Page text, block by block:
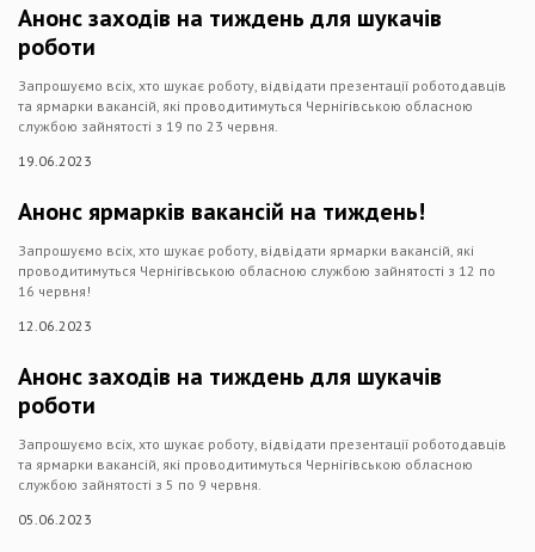
Анонс заходів на тиждень для шукачів
роботи
Запрошуємо всіх, хто шукає роботу, відвідати презентації роботодавців
та ярмарки вакансій, які проводитимуться Чернігівською обласною
службою зайнятості з 19 по 23 червня.
19.06.2023
Анонс ярмарків вакансій на тиждень!
Запрошуємо всіх, хто шукає роботу, відвідати ярмарки вакансій, які
проводитимуться Чернігівською обласною службою зайнятості з 12 по
16 червня!
12.06.2023
Анонс заходів на тиждень для шукачів
роботи
Запрошуємо всіх, хто шукає роботу, відвідати презентації роботодавців
та ярмарки вакансій, які проводитимуться Чернігівською обласною
службою зайнятості з 5 по 9 червня.
05.06.2023